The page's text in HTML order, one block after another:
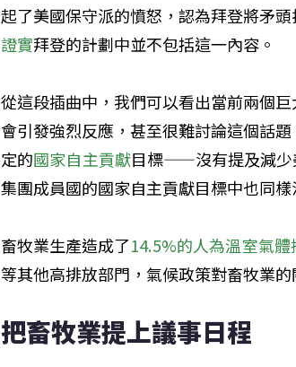
起了美國保守派的憤怒，認為拜登將矛
證實拜登的計劃中並不包括這一內容。
從這段插曲中，我們可以看出當前兩個
會引發強烈反應，甚至很難討論這個話
定的國家自主貢獻目標——沒有提及減少
集團成員國的國家自主貢獻目標中也同
畜牧業生產造成了14.5%的人為溫室氣體
等其他高排放部門，氣候政策對畜牧業的
把畜牧業提上議事日程